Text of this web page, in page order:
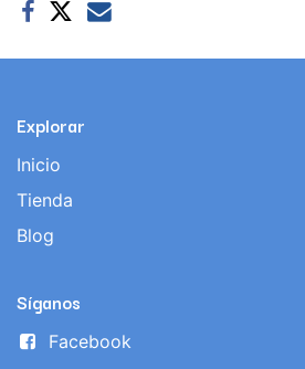
Explorar
Inicio
Tienda
Blog
Síganos
Facebook